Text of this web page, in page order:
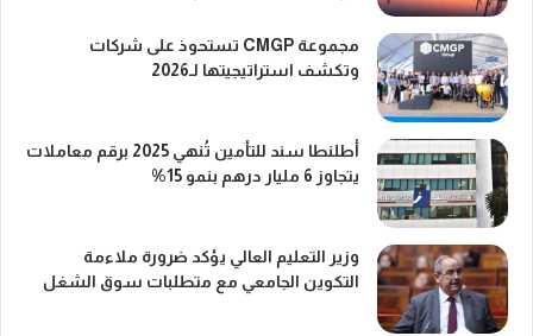
مجموعة CMGP تستحوذ على شركات
وتكشف استراتيجيتها لـ2026
أطلنطا سند للتأمين تُنهي 2025 برقم معاملات
يتجاوز 6 مليار درهم بنمو 15%
وزير التعليم العالي يؤكد ضرورة ملاءمة
التكوين الجامعي مع متطلبات سوق الشغل